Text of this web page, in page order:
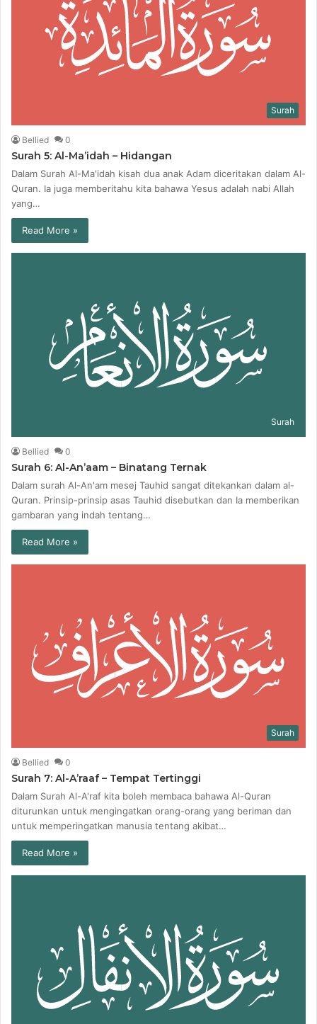
Surah
Bellied 0
Surah 5: Al-Ma’idah – Hidangan
Dalam Surah Al-Ma'idah kisah dua anak Adam diceritakan dalam Al-
Quran. Ia juga memberitahu kita bahawa Yesus adalah nabi Allah
yang…
Read More »
Surah
Bellied 0
Surah 6: Al-An’aam – Binatang Ternak
Dalam surah Al-An'am mesej Tauhid sangat ditekankan dalam al-
Quran. Prinsip-prinsip asas Tauhid disebutkan dan Ia memberikan
gambaran yang indah tentang…
Read More »
Surah
Bellied 0
Surah 7: Al-A’raaf – Tempat Tertinggi
Dalam Surah Al-A'raf kita boleh membaca bahawa Al-Quran
diturunkan untuk mengingatkan orang-orang yang beriman dan
untuk memperingatkan manusia tentang akibat…
Read More »